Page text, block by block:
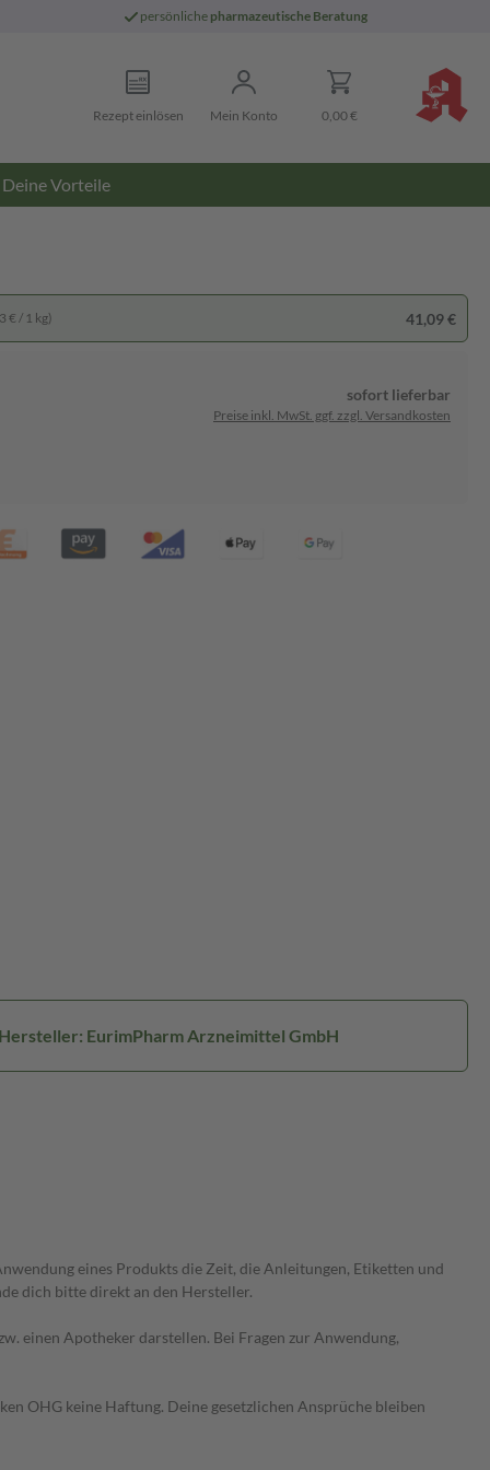
persönliche pharmazeutische Beratung
Rezept einlösen Mein Konto 0,00 €
Deine Vorteile
€ / 1 kg) 41,09 €
sofort lieferbar
Preise inkl. MwSt. ggf. zzgl. Versandkosten
Hersteller: EurimPharm Arzneimittel GmbH
eines Produkts die Zeit, die Anleitungen, Etiketten und
dich bitte direkt an den Hersteller.
einen Apotheker darstellen. Bei Fragen zur Anwendung,
OHG keine Haftung. Deine gesetzlichen Ansprüche bleiben